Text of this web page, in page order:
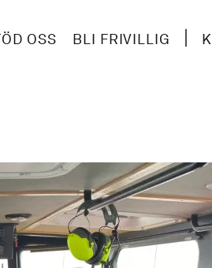
OSS BLI FRIVILLIG